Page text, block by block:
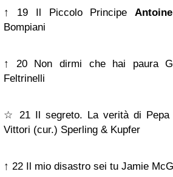
↑ 19 Il Piccolo PrincipeAntoine
Bompiani
↑ 20 Non dirmi che hai paura
Feltrinelli
☆ 21 Il segreto. La verità di Pepa
Vittori (cur.) Sperling & Kupfer
↑ 22 Il mio disastro sei tu Jamie